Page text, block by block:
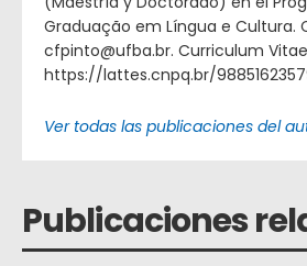
Graduação em Língua e Cultura.
cfpinto@ufba.br. Curriculum
https://lattes.cnpq.br/
Ver todas las publicaciones del
Publicaciones